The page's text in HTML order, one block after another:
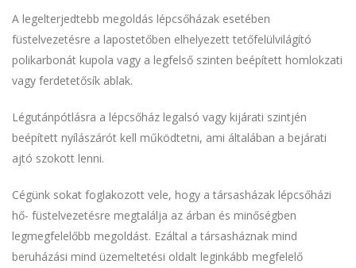
A legelterjedtebb megoldás lépcsőházak esetében
füstelvezetésre a lapostetőben elhelyezett tetőfelülvilágító
polikarbonát kupola vagy a legfelső szinten beépített homlokzati
vagy ferdetetősík ablak.
Légutánpótlásra a lépcsőház legalsó vagy kijárati szintjén
beépített nyílászárót kell működtetni, ami általában a bejárati
ajtó szokott lenni.
Cégünk sokat foglakozott vele, hogy a társasházak lépcsőházi
hő- füstelvezetésre megtalálja az árban és minőségben
legmegfelelőbb megoldást. Ezáltal a társasháznak mind
beruházási mind üzemeltetési oldalt leginkább megfelelő